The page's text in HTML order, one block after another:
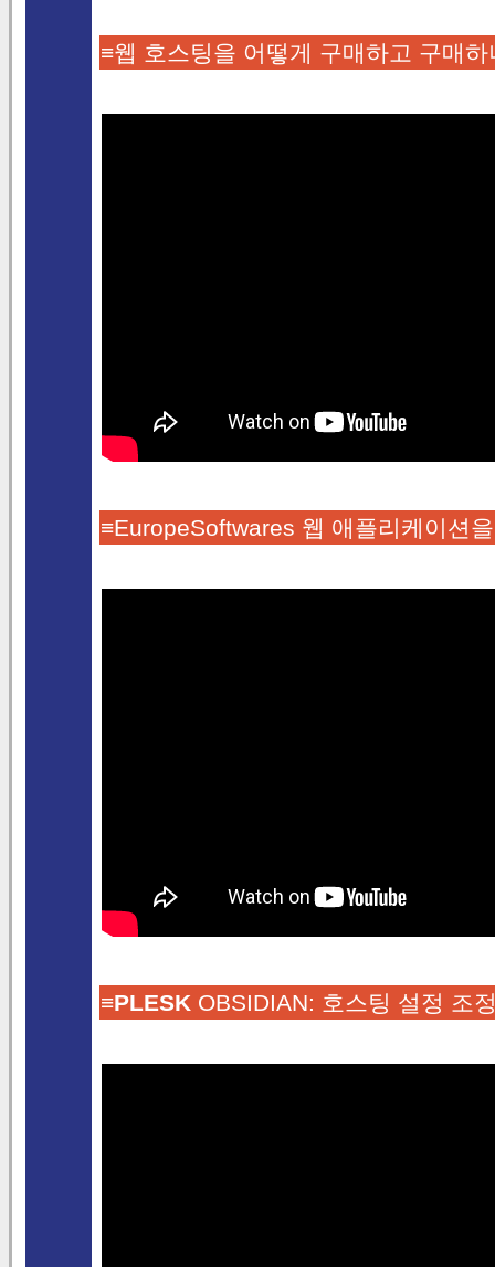
≡웹 호스팅을 어떻게 구매하고 구매하
≡EuropeSoftwares 웹 애플리케이션
≡PLESK OBSIDIAN: 호스팅 설정 조